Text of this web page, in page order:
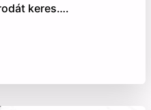
keres….